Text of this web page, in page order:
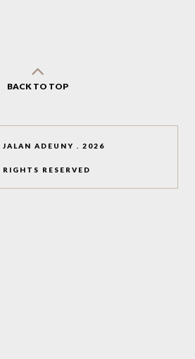
BACK TO TOP
JALAN ADEUNY 2026
RIGHTS RESERVED